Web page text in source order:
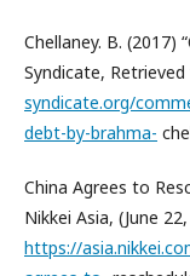
Chellaney. B. (2017)
Syndicate,
syndicate.org/
debt-by-brahma-
China Agrees to
Nikkei Asia, (June
https://